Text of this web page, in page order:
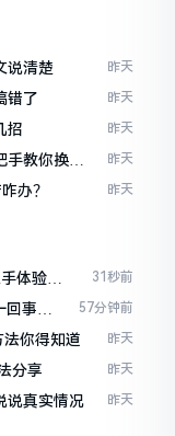
说清楚 昨天
错了 昨天
招 昨天
教你换主
昨天
办？ 昨天
体验分
31秒前
事？
57分钟前
你得知道 昨天
分享 昨天
说真实情况 昨天